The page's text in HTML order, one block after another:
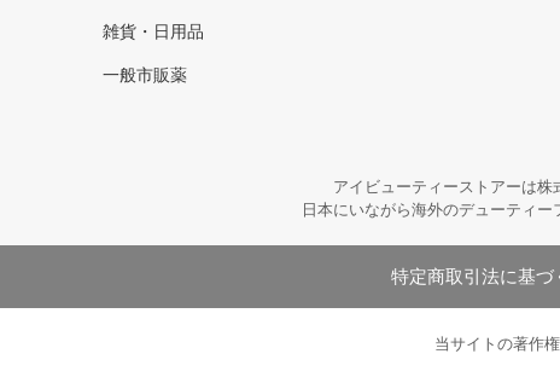
雑貨・日用品
一般市販薬
アイビューティーストアーは
日本にいながら海外のデューティ
特定商取引法に基づ
当サイトの著作